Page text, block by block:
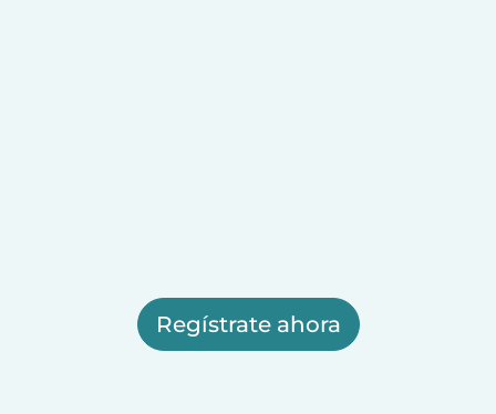
Regístrate ahora